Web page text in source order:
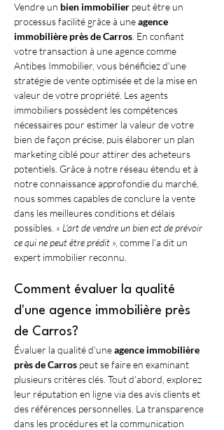
Vendre un bien immobilier peut être un
processus facilité grâce à une agence
immobilière près de Carros . En confiant
votre transaction à une agence comme
Antibes Immobilier, vous bénéficiez d'une
stratégie de vente optimisée et de la mise en
valeur de votre propriété. Les agents
immobiliers possèdent les compétences
nécessaires pour estimer la valeur de votre
bien de façon précise, puis élaborer un plan
marketing ciblé pour attirer des acheteurs
potentiels. Grâce à notre réseau étendu et à
notre connaissance approfondie du marché,
nous sommes capables de conclure la vente
dans les meilleures conditions et délais
possibles. « L'art de vendre un bien est de prévoir
ce qui ne peut être prédit », comme l'a dit un
expert immobilier reconnu.
Comment évaluer la qualité
d'une agence immobilière près
de Carros?
Évaluer la qualité d'une agence immobilière
près de Carros peut se faire en examinant
plusieurs critères clés. Tout d'abord, explorez
leur réputation en ligne via des avis clients et
des références personnelles. La transparence
dans les procédures et la communication